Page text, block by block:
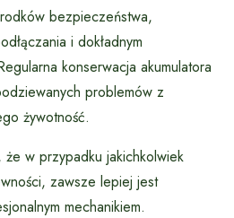
bezpieczeństwa,
i dokładnym
konserwacja akumulatora
problemów z
żywotność.
w przypadku jakichkolwiek
zawsze lepiej jest
mechanikiem.